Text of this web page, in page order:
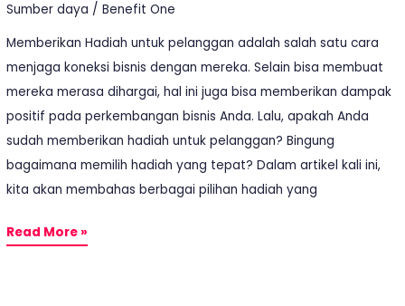
Sumber daya /Benefit One
Memberikan Hadiah untuk pelanggan adalah salah satu cara
menjaga koneksi bisnis dengan mereka. Selain bisa membuat
mereka merasa dihargai, hal ini juga bisa memberikan dampak
positif pada perkembangan bisnis Anda. Lalu, apakah Anda
sudah memberikan hadiah untuk pelanggan? Bingung
bagaimana memilih hadiah yang tepat? Dalam artikel kali ini,
kita akan membahas berbagai pilihan hadiah yang
Read More »